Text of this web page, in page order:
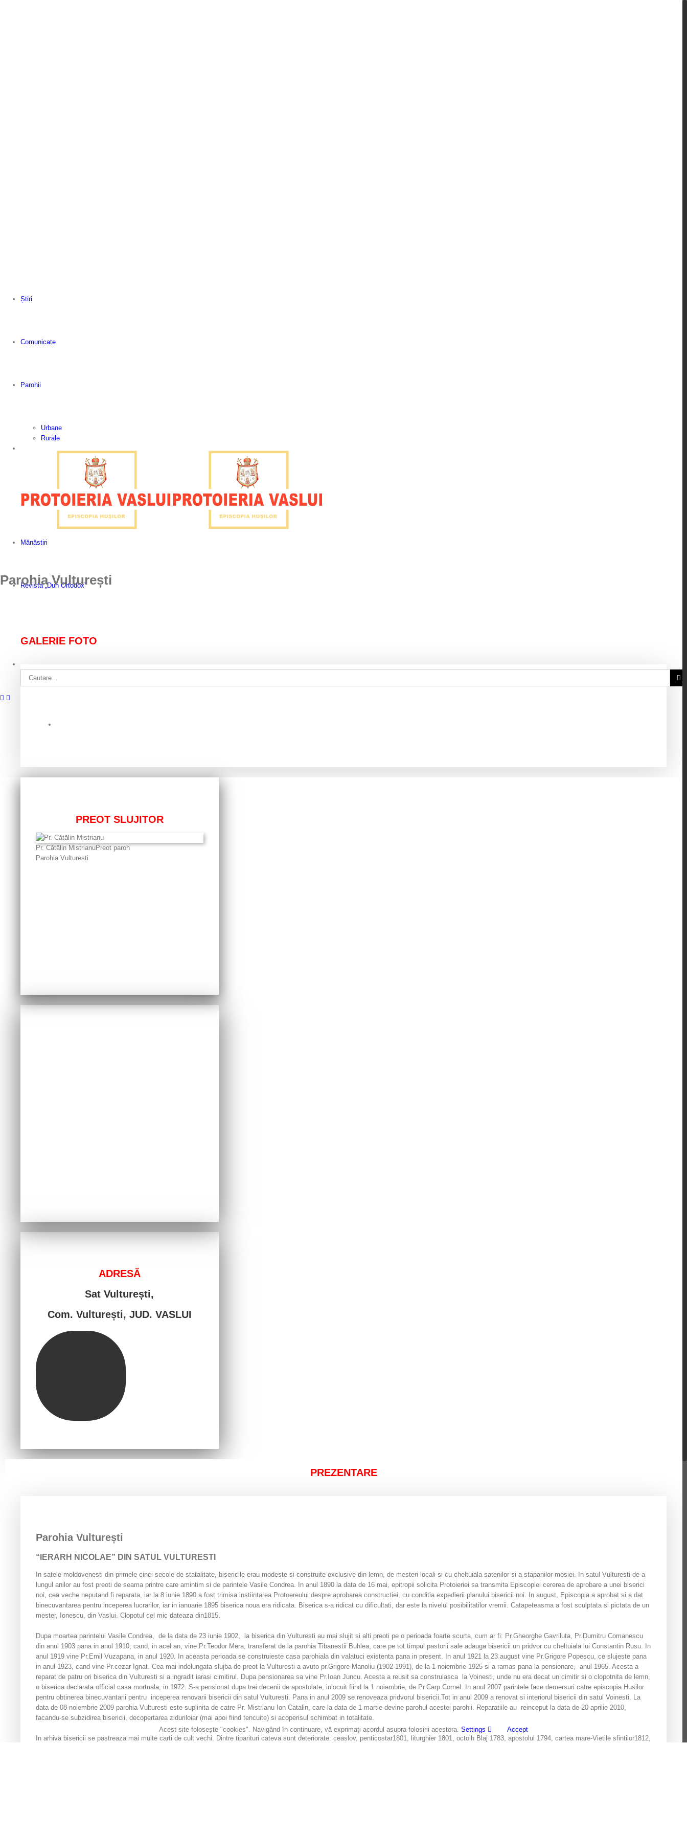
Știri
Comunicate
Parohii
Urbane
Rurale
Mănăstiri
Revista „Duh Ortodox”
Cautare...
Parohia Vulturești
GALERIE FOTO
PREOT SLUJITOR
Pr. Cătălin MistrianuPreot paroh
Parohia Vulturești
ADRESĂ
Sat Vulturești,
Com. Vulturești, JUD. VASLUI
PREZENTARE
Parohia Vulturești
“IERARH NICOLAE” DIN SATUL VULTURESTI
In satele moldovenesti din primele cinci secole de statalitate, bisericile erau modeste si construite exclusive din lemn, de mesteri locali si cu cheltuiala satenilor si a stapanilor mosiei. In satul Vulturesti de-a
lungul anilor au fost preoti de seama printre care amintim si de parintele Vasile Condrea. In anul 1890 la data de 16 mai, epitropii solicita Protoieriei sa transmita Episcopiei cererea de aprobare a unei biserici
noi, cea veche neputand fi reparata, iar la 8 iunie 1890 a fost trimisa instiintarea Protoereului despre aprobarea constructiei, cu conditia expedierii planului bisericii noi. In august, Episcopia a aprobat si a dat
binecuvantarea pentru inceperea lucrarilor, iar in ianuarie 1895 biserica noua era ridicata. Biserica s-a ridicat cu dificultati, dar este la nivelul posibilitatilor vremii. Catapeteasma a fost sculptata si pictata de un
mester, Ionescu, din Vaslui. Clopotul cel mic dateaza din1815.
Dupa moartea parintelui Vasile Condrea, de la data de 23 iunie 1902, la biserica din Vulturesti au mai slujit si alti preoti pe o perioada foarte scurta, cum ar fi: Pr.Gheorghe Gavriluta, Pr.Dumitru Comanescu
din anul 1903 pana in anul 1910, cand, in acel an, vine Pr.Teodor Mera, transferat de la parohia Tibanestii Buhlea, care pe tot timpul pastorii sale adauga bisericii un pridvor cu cheltuiala lui Constantin Rusu. In
anul 1919 vine Pr.Emil Vuzapana, in anul 1920. In aceasta perioada se construieste casa parohiala din valatuci existenta pana in present. In anul 1921 la 23 august vine Pr.Grigore Popescu, ce slujeste pana
in anul 1923, cand vine Pr.cezar Ignat. Cea mai indelungata slujba de preot la Vulturesti a avuto pr.Grigore Manoliu (1902-1991), de la 1 noiembrie 1925 si a ramas pana la pensionare, anul 1965. Acesta a
reparat de patru ori biserica din Vulturesti si a ingradit iarasi cimitirul. Dupa pensionarea sa vine Pr.Ioan Juncu. Acesta a reusit sa construiasca la Voinesti, unde nu era decat un cimitir si o clopotnita de lemn,
o biserica declarata official casa mortuala, in 1972. S-a pensionat dupa trei decenii de apostolate, inlocuit fiind la 1 noiembrie, de Pr.Carp Cornel. In anul 2007 parintele face demersuri catre episcopia Husilor
pentru obtinerea binecuvantarii pentru inceperea renovarii bisericii din satul Vulturesti. Pana in anul 2009 se renoveaza pridvorul bisericii.Tot in anul 2009 a renovat si interiorul bisericii din satul Voinesti. La
data de 08-noiembrie 2009 parohia Vulturesti este suplinita de catre Pr. Mistrianu Ion Catalin, care la data de 1 martie devine parohul acestei parohii. Reparatiile au reinceput la data de 20 aprilie 2010,
facandu-se subzidirea bisericii, decopertarea ziduriloiar (mai apoi fiind tencuite) si acoperisul schimbat in totalitate.
In arhiva bisericii se pastreaza mai multe carti de cult vechi. Dintre tiparituri cateva sunt deteriorate: ceaslov, penticostar1801, liturghier 1801, octoih Blaj 1783, apostolul 1794, cartea mare-Vietile sfintilor1812,
Acest site folosește "cookies". Navigând în continuare, vă exprimați acordul asupra folosirii acestora. Settings Accept